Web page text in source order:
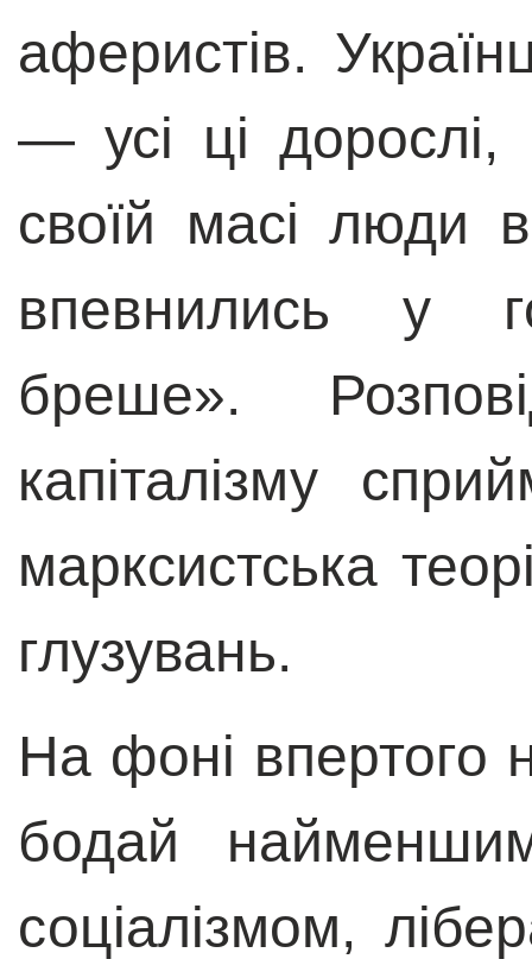
аферистів.
— усі ці дорослі,
своїй масі люди
впевнились у
бреше».
капіталізму
марксистська
глузувань.
На фоні впертого
бодай
соціалізмом,